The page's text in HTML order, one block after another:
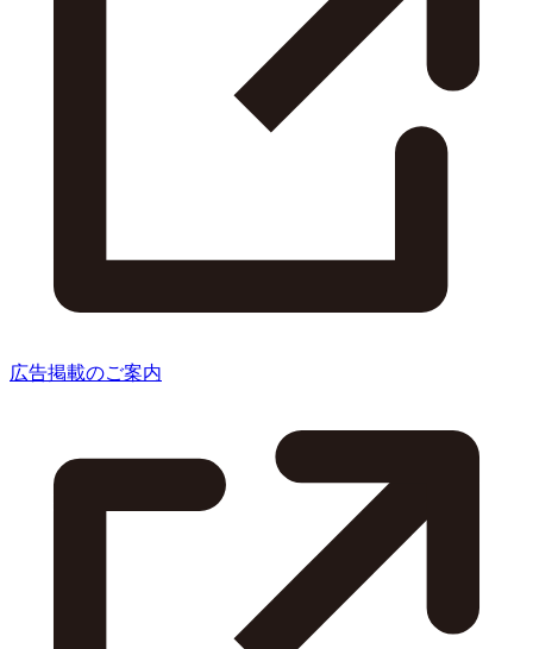
広告掲載のご案内